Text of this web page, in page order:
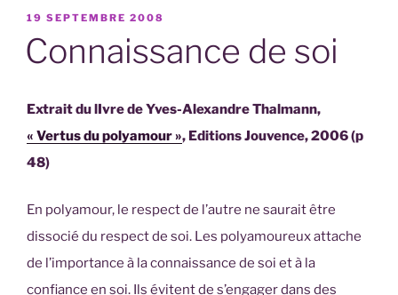
! »
PUBLIÉ
19 SEPTEMBRE 2008
Connaissance de soi
Extrait du lIvre deYves-AlexandreThalmann,
« Vertus du polyamour », Editions Jouvence, 2006 (p
48)
En polyamour, le respect de l’autre ne saurait être
dissocié du respect de soi. Les polyamoureux attache
de l’importance à la connaissance de soi et à la
confiance en soi. Ils évitent de s’engager dans des